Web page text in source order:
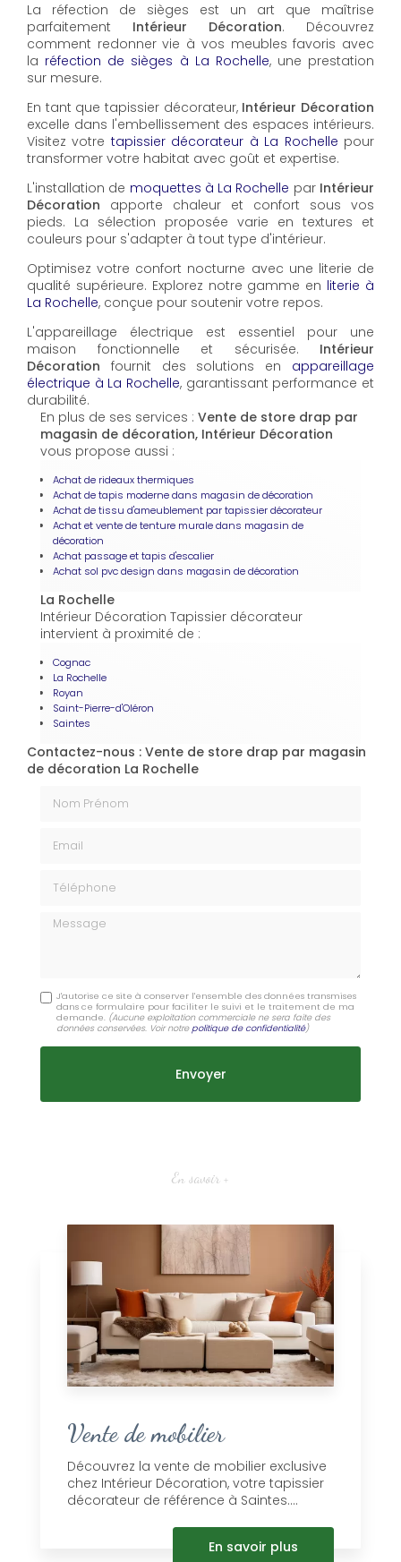
La réfection de sièges est un art que maîtrise
parfaitement Intérieur Décoration. Découvrez
comment redonner vie à vos meubles favoris avec
la réfection de sièges à La Rochelle, une prestation
sur mesure.
En tant que tapissier décorateur, Intérieur Décoration
excelle dans l'embellissement des espaces intérieurs.
Visitez votre tapissier décorateur à La Rochelle pour
transformer votre habitat avec goût et expertise.
L'installation de moquettes à La Rochelle par Intérieur
Décoration apporte chaleur et confort sous vos
pieds. La sélection proposée varie en textures et
couleurs pour s'adapter à tout type d'intérieur.
Optimisez votre confort nocturne avec une literie de
qualité supérieure. Explorez notre gamme en literie à
La Rochelle, conçue pour soutenir votre repos.
L'appareillage électrique est essentiel pour une
maison fonctionnelle et sécurisée. Intérieur
Décoration fournit des solutions en appareillage
électrique à La Rochelle, garantissant performance et
durabilité.
En plus de ses services : Vente de store drap par
magasin de décoration, Intérieur Décoration
vous propose aussi :
Achat de rideaux thermiques
Achat de tapis moderne dans magasin de décoration
Achat de tissu d'ameublement par tapissier décorateur
Achat et vente de tenture murale dans magasin de
décoration
Achat passage et tapis d'escalier
Achat sol pvc design dans magasin de décoration
La Rochelle
Intérieur Décoration Tapissier décorateur
intervient à proximité de :
Cognac
La Rochelle
Royan
Saint-Pierre-d'Oléron
Saintes
Contactez-nous : Vente de store drap par magasin
de décoration La Rochelle
Message
J'autorise ce site à conserver l'ensemble des données transmises
dans ce formulaire pour faciliter le suivi et le traitement de ma
demande. (Aucune exploitation commerciale ne sera faite des
données conservées. Voir notrepolitique de confidentialité)
En savoir +
Vente de mobilier
Découvrez la vente de mobilier exclusive
chez Intérieur Décoration, votre tapissier
décorateur de référence à Saintes....
En savoir plus